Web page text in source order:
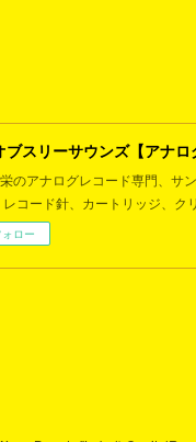
ブスリーサウンズ【アナ
のアナログレコード専門、サ
レコード針、カートリッジ、ク
ォロー